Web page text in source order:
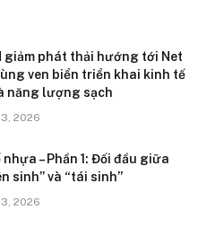
giảm phát thải hướng tới Net
ven biển triển khai kinh tế
năng lượng sạch
2026
nhựa – Phần 1: Đối đầu giữa
sinh” và “tái sinh”
2026